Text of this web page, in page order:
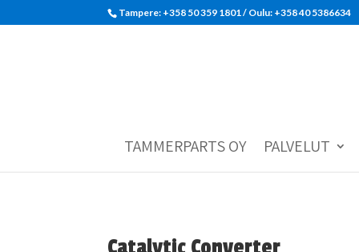
Tampere: +358 50 359 1801‬ / Oulu: +358 40 5386634
TAMMERPARTS OY PALVELUT